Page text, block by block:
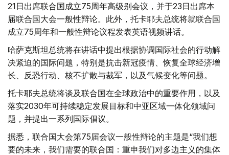
21日出席联合国成立75周年高级别会议，并于23日出席本
届联合国大会一般性辩论。此外，托卡耶夫总统将就联合国
成立75周年和一般性辩论议程发表英语视频讲话。
哈萨克斯坦总统将在讲话中提出根据协调国际社会的行动解
决紧迫的国际问题，特别是抗击新冠疫情、恢复全球经济增
长、反恐行动、核不扩散与裁军，以及气候变化等问题。
托卡耶夫总统将谈及联合国在全球政治中的重要作用，以及
落实2030年可持续稳定发展目标和中亚区域一体化领域问
题，并提出一系列国际倡议。
据悉，联合国大会第75届会议一般性辩论的主题是“我们想
要的未来，我们需要的联合国：重申我们对多边主义的集体